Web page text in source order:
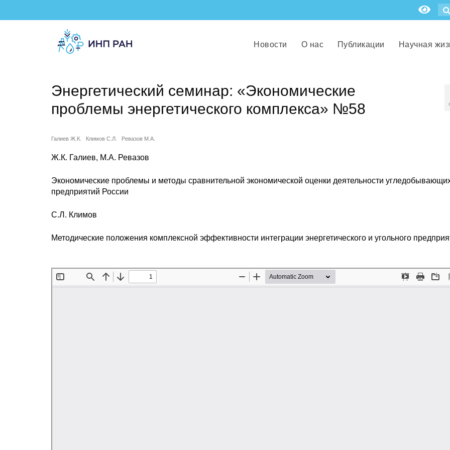
Новости О нас Публикации Научная
Энергетический семинар: «Экономические
проблемы энергетического комплекса» №58
Галиев Ж.К. Климов С.Л. Ревазов М.А.
Ж.К. Галиев, М.А. Ревазов
Экономические проблемы и методы сравнительной экономической оценки деятельности
предприятий России
С.Л. Климов
Методические положения комплексной эффективности интеграции энергетического и угольного